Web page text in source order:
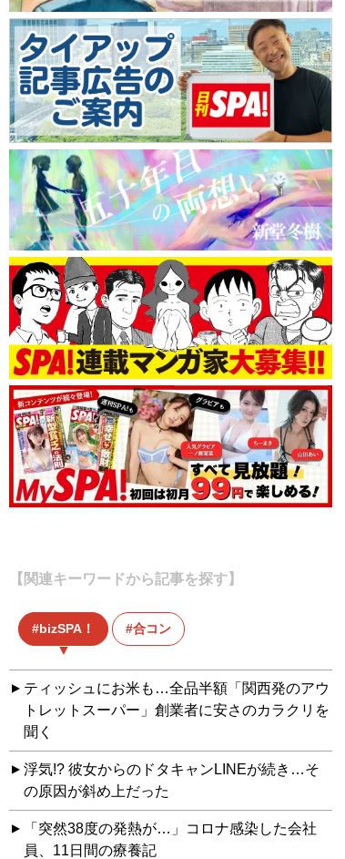
【関連キーワードから記事を探す】
bizSPA！ 合コン
ティッシュにお米も…全品半額「関西発のアウ
トレットスーパー」創業者に安さのカラクリを
聞く
浮気!? 彼女からのドタキャンLINEが続き…そ
の原因が斜め上だった
「突然38度の発熱が…」コロナ感染した会社
員、11日間の療養記